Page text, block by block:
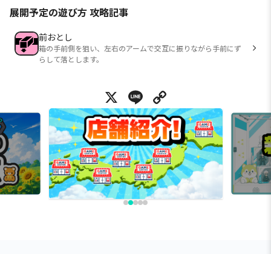
展開予定の遊び方 攻略記事
前おとし
箱の手前側を狙い、左右のアームで交互に振りながら手前にず
らして落とします。
X Line